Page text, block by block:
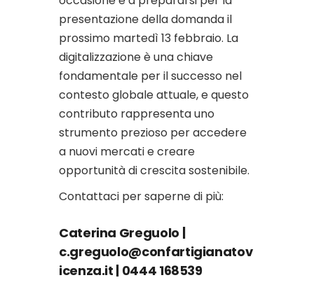
presentazione della domanda il
prossimo martedì 13 febbraio. La
digitalizzazione è una chiave
fondamentale per il successo nel
contesto globale attuale, e questo
contributo rappresenta uno
strumento prezioso per accedere
a nuovi mercati e creare
opportunità di crescita sostenibile.
Contattaci per saperne di più:
Caterina Greguolo |
c.greguolo@confartigianatov
icenza.it | 0444 168539